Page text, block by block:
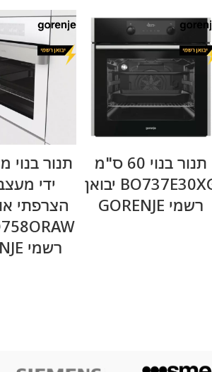
תנור בנוי 60 ס"מ
BO737E30XG יבואן
רשמי GORENJE
תנור בנוי
ידי
הצרפתי
רשמי GORENJE